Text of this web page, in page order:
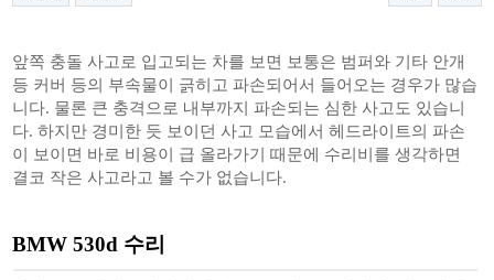
앞쪽 충돌 사고로 입고되는 차를 보면 보통은 범퍼와 기타 안개
등 커버 등의 부속물이 긁히고 파손되어서 들어오는 경우가 많습
니다. 물론 큰 충격으로 내부까지 파손되는 심한 사고도 있습니
다. 하지만 경미한 듯 보이던 사고 모습에서 헤드라이트의 파손
이 보이면 바로 비용이 급 올라가기 때문에 수리비를 생각하면
결코 작은 사고라고 볼 수가 없습니다.
BMW 530d 수리